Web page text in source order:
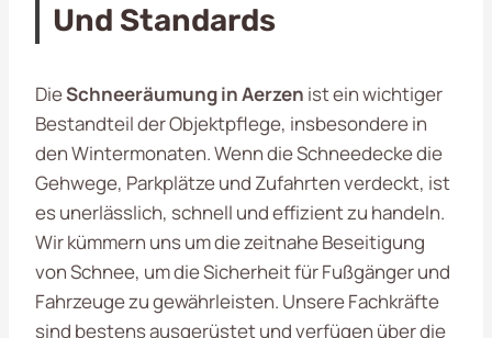
Und Standards
DieSchneeräumung in Aerzen ist ein wichtiger
Bestandteil der Objektpflege, insbesondere in
den Wintermonaten. Wenn die Schneedecke die
Gehwege, Parkplätze und Zufahrten verdeckt, ist
es unerlässlich, schnell und effizient zu handeln.
Wir kümmern uns um die zeitnahe Beseitigung
von Schnee, um die Sicherheit für Fußgänger und
Fahrzeuge zu gewährleisten. Unsere Fachkräfte
sind bestens ausgerüstet und verfügen über die